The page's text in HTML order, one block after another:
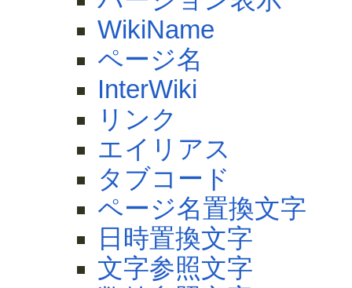
WikiName
ページ名
InterWiki
リンク
エイリアス
タブコード
ページ名置換文字
日時置換文字
文字参照文字